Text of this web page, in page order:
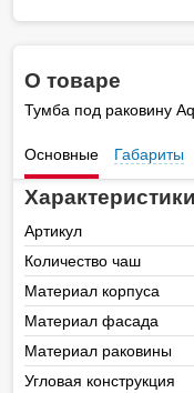
О товаре
Тумба под раковину
Основные Габариты
Артикул
Количество чаш
Материал корпуса
Материал фасада
Материал раковины
Угловая конструкция